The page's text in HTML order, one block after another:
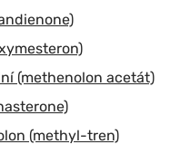
(methenolon acetát)
(methyl-tren)